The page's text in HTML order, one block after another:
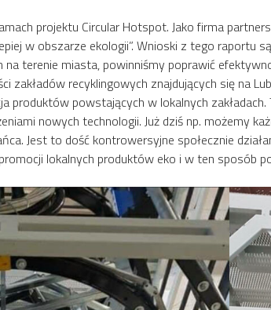
projektu Circular Hotspot. Jako firma
w obszarze ekologii”. Wnioski z tego raportu
terenie miasta, powinniśmy poprawić
zakładów recyklingowych znajdujących się na
produktów powstających w lokalnych
nowych technologii. Już dziś np. możemy
Jest to dość kontrowersyjne społecznie
lokalnych produktów eko i w ten sposób